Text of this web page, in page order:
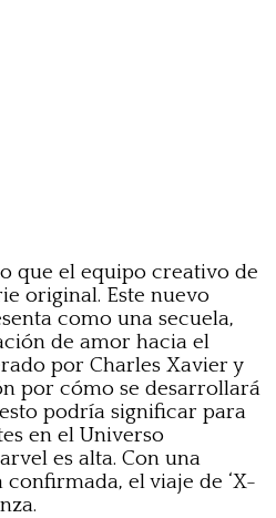
que el equipo creativo de
original. Este nuevo
como una secuela,
de amor hacia el
por Charles Xavier y
por cómo se desarrollará
podría significar para
en el Universo
es alta. Con una
el viaje de ‘X-